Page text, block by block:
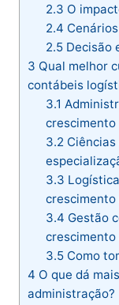
2.3 O
2.4
2.5Decisão
3 Qual melhor
contábeis
3.1
crescimento
3.2
3.3
crescimento
3.4 Gestão
crescimento
3.5Como
4 O que dá
administração?